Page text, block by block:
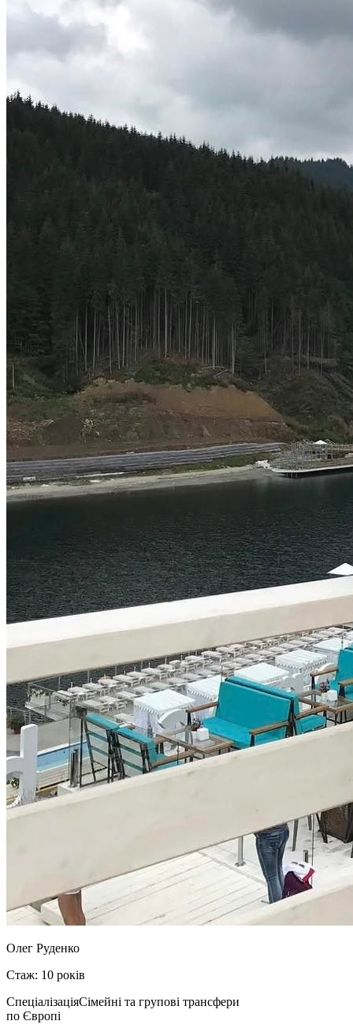
Олег Руденко
Стаж: 10 років
СпеціалізаціяСімейні та групові трансфери
по Європі